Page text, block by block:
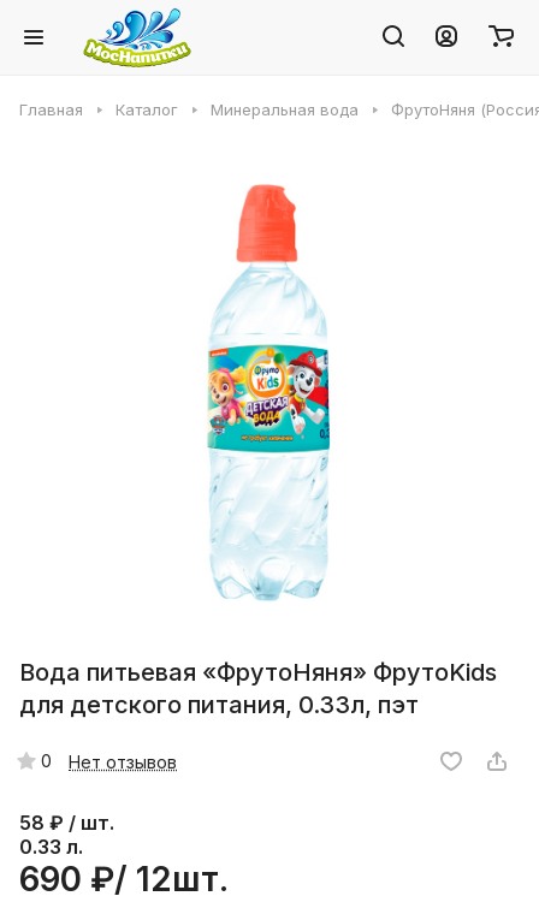
Главная Каталог Минеральная вода ФрутоНяня
Вода питьевая «ФрутоНяня» ФрутоKids
для детского питания, 0.33л, пэт
0 Нет отзывов
58 ₽ / шт.
0.33 л.
690 ₽/ 12шт.